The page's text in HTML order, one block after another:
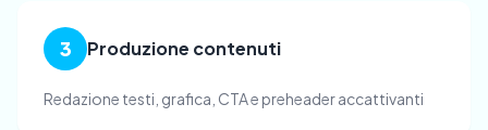
3 Produzione contenuti
Redazione testi, grafica, CTA e preheader accattivanti